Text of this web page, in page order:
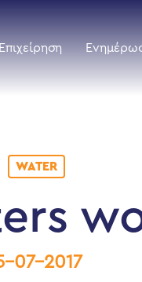
Επιχείρηση
WATER
07-2017